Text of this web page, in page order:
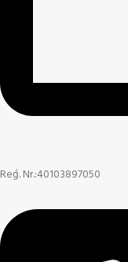
Reģ. Nr.:40103897050